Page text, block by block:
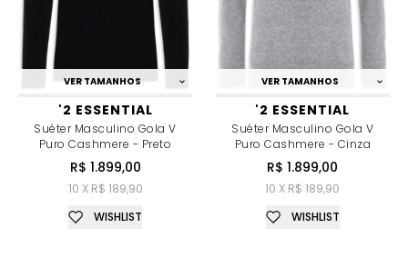
VER TAMANHOS
'2 ESSENTIAL
Suéter Masculino Gola V
Puro Cashmere - Preto
R$ 1.899,00
10 X R$ 189,90
WISHLIST
VER TAMANHOS
'2 ESSENTIAL
Suéter Masculino Gola V
Puro Cashmere - Cinza
R$ 1.899,00
10 X R$ 189,90
WISHLIST